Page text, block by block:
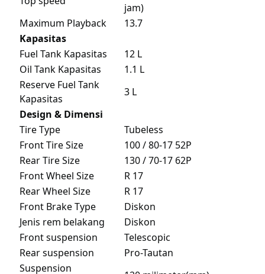
jam)
Maximum Playback
13.7
Kapasitas
Fuel Tank Kapasitas
12 L
Oil Tank Kapasitas
1.1 L
Reserve Fuel Tank
Kapasitas
3 L
Design & Dimensi
Tire Type
Tubeless
Front Tire Size
100 / 80-17 52P
Rear Tire Size
130 / 70-17 62P
Front Wheel Size
R 17
Rear Wheel Size
R 17
Front Brake Type
Diskon
Jenis rem belakang
Diskon
Front suspension
Telescopic
Rear suspension
Pro-Tautan
Suspension